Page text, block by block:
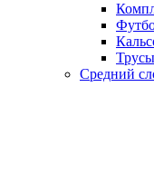
Трусы
Средний